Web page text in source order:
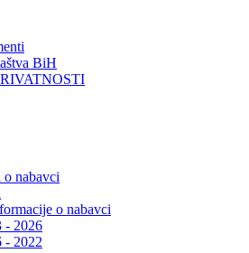
BiH
o nabavci
o nabavci
- 2026
- 2022